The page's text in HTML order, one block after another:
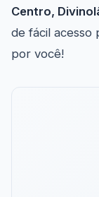
Centro,
de fácil acesso
por você!